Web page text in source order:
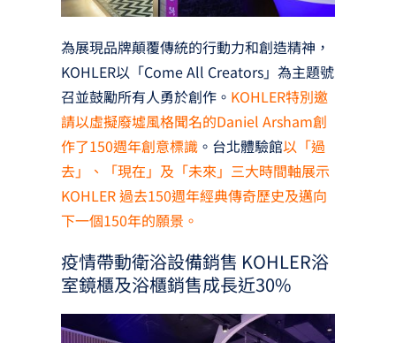
為展現品牌顛覆傳統的行動力和創造精神，
KOHLER以「Come All Creators」為主題號
召並鼓勵所有人勇於創作。 KOHLER特別邀
請以虛擬廢墟風格聞名的Daniel Arsham創
作了150週年創意標識。台北體驗館以「過
去」、「現在」及「未來」三大時間軸展示
KOHLER 過去150週年經典傳奇歷史及邁向
下一個150年的願景。
疫情帶動衛浴設備銷售 KOHLER浴
室鏡櫃及浴櫃銷售成長近30%